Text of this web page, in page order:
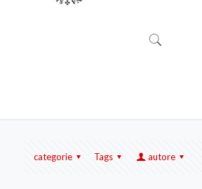
categorie Tags autore